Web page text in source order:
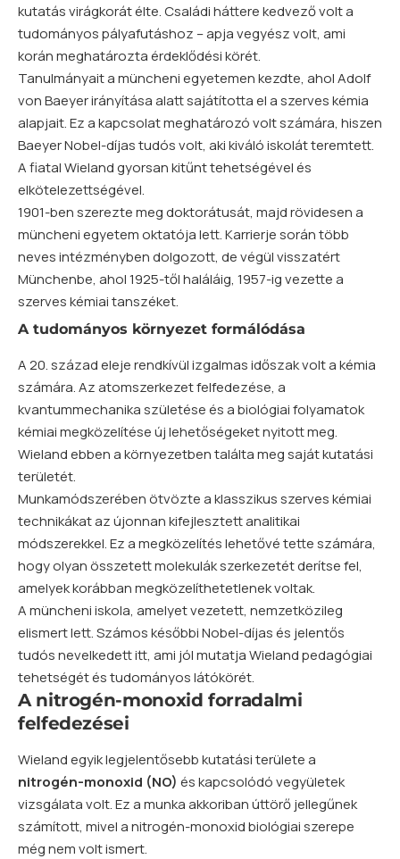
kutatás virágkorát élte. Családi háttere kedvező volt a
tudományos pályafutáshoz – apja vegyész volt, ami
korán meghatározta érdeklődési körét.
Tanulmányait a müncheni egyetemen kezdte, ahol Adolf
von Baeyer irányítása alatt sajátította el a szerves kémia
alapjait. Ez a kapcsolat meghatározó volt számára, hiszen
Baeyer Nobel-díjas tudós volt, aki kiváló iskolát teremtett.
A fiatal Wieland gyorsan kitűnt tehetségével és
elkötelezettségével.
1901-ben szerezte meg doktorátusát, majd rövidesen a
müncheni egyetem oktatója lett. Karrierje során több
neves intézményben dolgozott, de végül visszatért
Münchenbe, ahol 1925-től haláláig, 1957-ig vezette a
szerves kémiai tanszéket.
A tudományos környezet formálódása
A 20. század eleje rendkívül izgalmas időszak volt a kémia
számára. Az atomszerkezet felfedezése, a
kvantummechanika születése és a biológiai folyamatok
kémiai megközelítése új lehetőségeket nyitott meg.
Wieland ebben a környezetben találta meg saját kutatási
területét.
Munkamódszerében ötvözte a klasszikus szerves kémiai
technikákat az újonnan kifejlesztett analitikai
módszerekkel. Ez a megközelítés lehetővé tette számára,
hogy olyan összetett molekulák szerkezetét derítse fel,
amelyek korábban megközelíthetetlenek voltak.
A müncheni iskola, amelyet vezetett, nemzetközileg
elismert lett. Számos későbbi Nobel-díjas és jelentős
tudós nevelkedett itt, ami jól mutatja Wieland pedagógiai
tehetségét és tudományos látókörét.
A nitrogén-monoxid forradalmi
felfedezései
Wieland egyik legjelentősebb kutatási területe a
nitrogén-monoxid (NO) és kapcsolódó vegyületek
vizsgálata volt. Ez a munka akkoriban úttörő jellegűnek
számított, mivel a nitrogén-monoxid biológiai szerepe
még nem volt ismert.